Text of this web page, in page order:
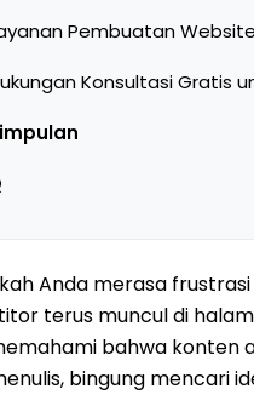
Pembuatan
Konsultasi Gratis
Anda merasa
terus muncul di
bahwa konten
bingung mencari